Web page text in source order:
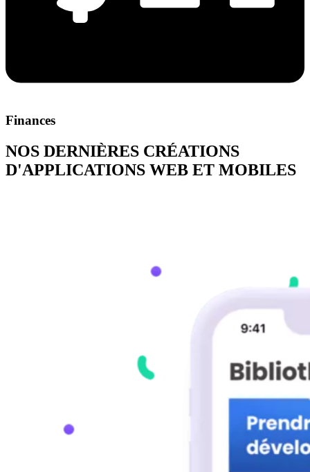
Finances
NOS DERNIÈRES CRÉATIONS
D'APPLICATIONS WEB ET MOBILES